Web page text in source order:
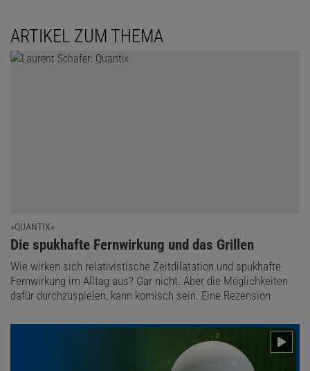
ARTIKEL ZUM THEMA
»QUANTIX«
:
Die spukhafte Fernwirkung und das Grillen
Wie wirken sich relativistische Zeitdilatation und spukhafte
Fernwirkung im Alltag aus? Gar nicht. Aber die Möglichkeiten
dafür durchzuspielen, kann komisch sein. Eine Rezension